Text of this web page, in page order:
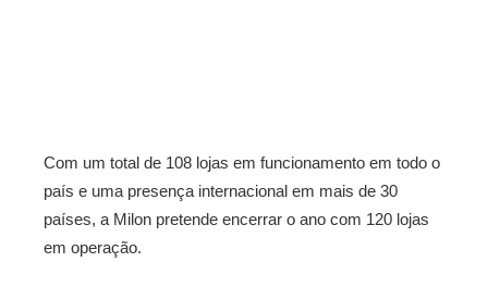
Com um total de 108 lojas em funcionamento em todo o
país e uma presença internacional em mais de 30
países, a Milon pretende encerrar o ano com 120 lojas
em operação.